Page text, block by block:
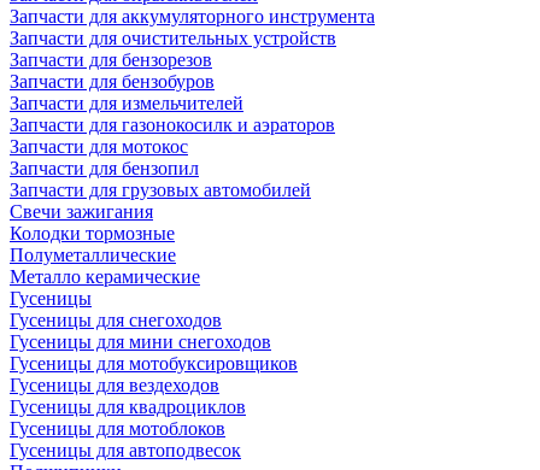
Запчасти для аккумуляторного инструмента
Запчасти для очистительных устройств
Запчасти для бензорезов
Запчасти для бензобуров
Запчасти для измельчителей
Запчасти для газонокосилк и аэраторов
Запчасти для мотокос
Запчасти для бензопил
Запчасти для грузовых автомобилей
Свечи зажигания
Колодки тормозные
Полуметаллические
Металло керамические
Гусеницы
Гусеницы для снегоходов
Гусеницы для мини снегоходов
Гусеницы для мотобуксировщиков
Гусеницы для вездеходов
Гусеницы для квадроциклов
Гусеницы для мотоблоков
Гусеницы для автоподвесок